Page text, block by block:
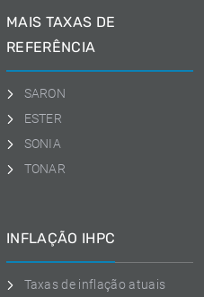
MAIS TAXAS DE
REFERÊNCIA
SARON
ESTER
SONIA
TONAR
INFLAÇÃO IHPC
Taxas de inflação atuais